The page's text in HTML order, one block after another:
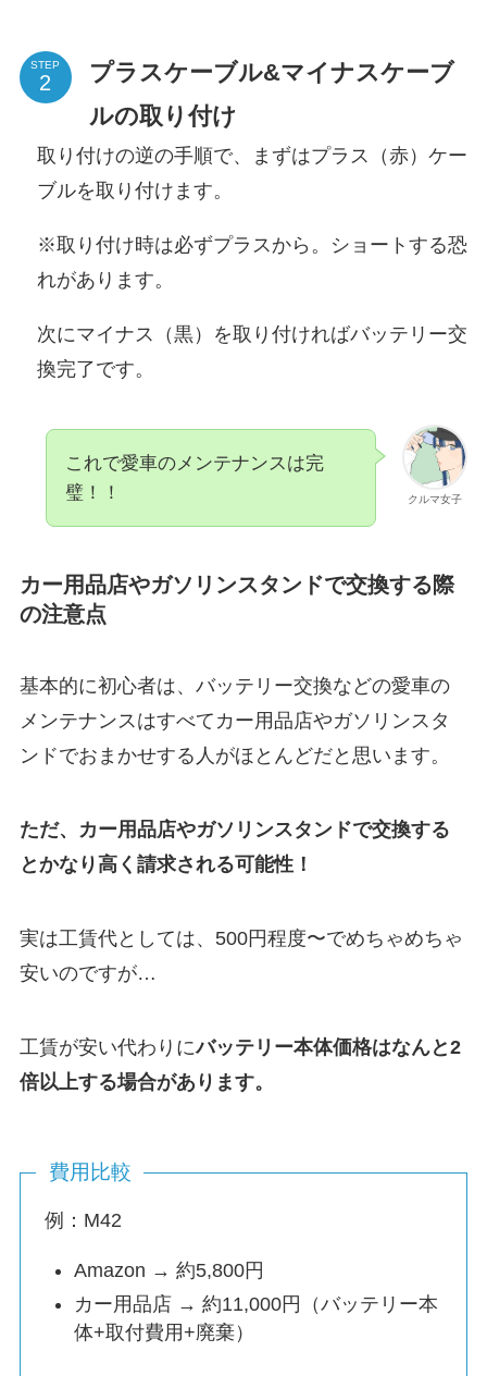
STEP
プラスケーブル&マイナスケーブ
ルの取り付け
取り付けの逆の手順で、まずはプラス（赤）ケー
ブルを取り付けます。
※取り付け時は必ずプラスから。ショートする恐
れがあります。
次にマイナス（黒）を取り付ければバッテリー交
換完了です。
クルマ女子
これで愛車のメンテナンスは完
璧！！
カー用品店やガソリンスタンドで交換する際
の注意点
基本的に初心者は、バッテリー交換などの愛車の
メンテナンスはすべてカー用品店やガソリンスタ
ンドでおまかせする人がほとんどだと思います。
ただ、カー用品店やガソリンスタンドで交換する
とかなり高く請求される可能性！
実は工賃代としては、500円程度〜でめちゃめちゃ
安いのですが…
工賃が安い代わりにバッテリー本体価格はなんと2
倍以上する場合があります。
費用比較
例：M42
Amazon → 約5,800円
カー用品店 → 約11,000円（バッテリー本
体+取付費用+廃棄）